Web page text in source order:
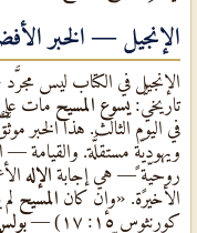
الإنجيل — الخبر
الإنجيل في الكتاب ليس
تاريخيٌّ: يسوع المسيح مات
في اليوم الثالث. هذا الخبر
ويهوديّةٍ مستقلَّة. والقيامة —
روحيّةٍ — هي إجابة الإله
الأخيرة. «وإن كان المسيح
كورنثوس ١٥: ١٧) —